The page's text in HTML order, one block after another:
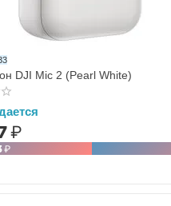
DJI Mic 2 (Pearl White)
₽
₽